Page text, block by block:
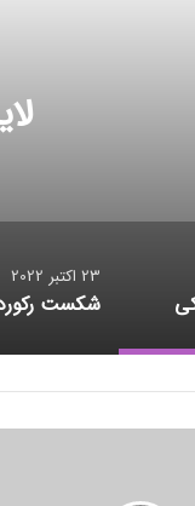
23 اکتبر 2022